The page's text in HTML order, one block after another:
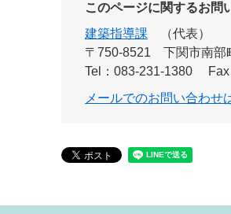
このページに関するお問
建築指導課
代表
〒750-8521
下関市南部
Tel：083-231-1380
メールでのお問い合わせ